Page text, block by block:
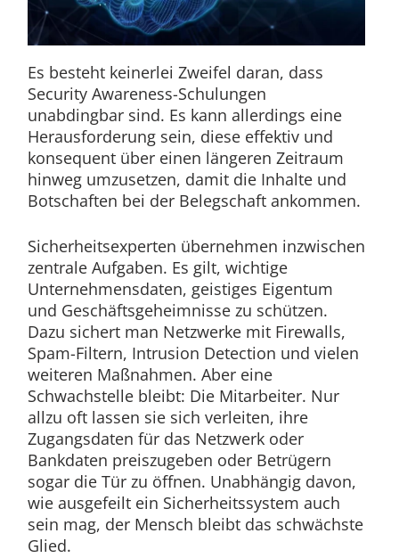
Es besteht keinerlei Zweifel daran, dass
Security Awareness-Schulungen
unabdingbar sind. Es kann allerdings eine
Herausforderung sein, diese effektiv und
konsequent über einen längeren Zeitraum
hinweg umzusetzen, damit die Inhalte und
Botschaften bei der Belegschaft ankommen.
Sicherheitsexperten übernehmen inzwischen
zentrale Aufgaben. Es gilt, wichtige
Unternehmensdaten, geistiges Eigentum
und Geschäftsgeheimnisse zu schützen.
Dazu sichert man Netzwerke mit Firewalls,
Spam-Filtern, Intrusion Detection und vielen
weiteren Maßnahmen. Aber eine
Schwachstelle bleibt: Die Mitarbeiter. Nur
allzu oft lassen sie sich verleiten, ihre
Zugangsdaten für das Netzwerk oder
Bankdaten preiszugeben oder Betrügern
sogar die Tür zu öffnen. Unabhängig davon,
wie ausgefeilt ein Sicherheitssystem auch
sein mag, der Mensch bleibt das schwächste
Glied.